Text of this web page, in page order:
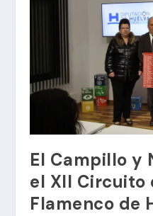
El Campillo y
el XII Circuito
Flamenco de